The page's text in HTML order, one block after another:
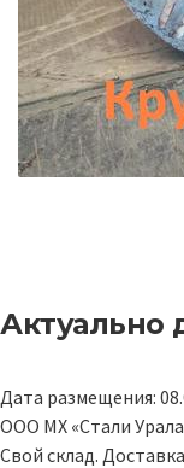
Актуально
Дата размещения:
ООО МХ «Стали
Свой склад.